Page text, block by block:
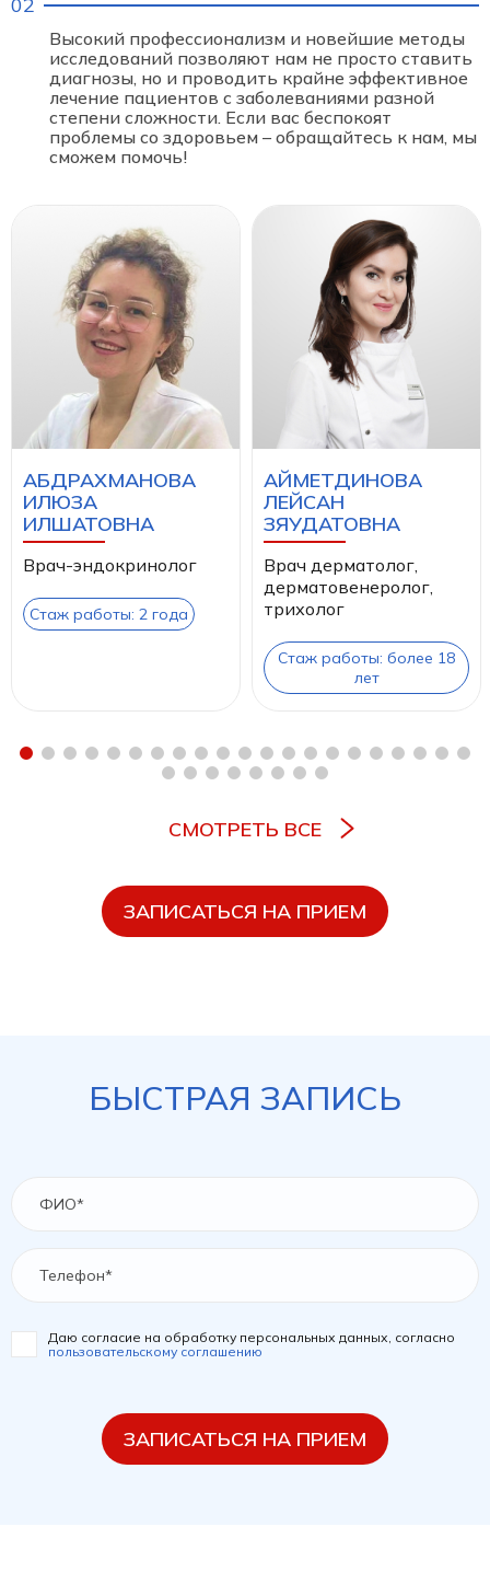
Высокий профессионализм и новейшие методы
исследований позволяют нам не просто ставить
диагнозы, но и проводить крайне эффективное
лечение пациентов с заболеваниями разной
степени сложности. Если вас беспокоят
проблемы со здоровьем – обращайтесь к нам, мы
сможем помочь!
АБДРАХМАНОВА
ИЛЮЗА
ИЛШАТОВНА
Врач-эндокринолог
Стаж работы: 2 года
АЙМЕТДИНОВА
ЛЕЙСАН
ЗЯУДАТОВНА
Врач дерматолог,
дерматовенеролог,
трихолог
Стаж работы: более 18
лет
СМОТРЕТЬ ВСЕ
ЗАПИСАТЬСЯ НА ПРИЕМ
БЫСТРАЯ ЗАПИСЬ
ЗАПИСАТЬСЯ НА ПРИЕМ
Даю согласие на обработку персональных данных, согласно
пользовательскому соглашению